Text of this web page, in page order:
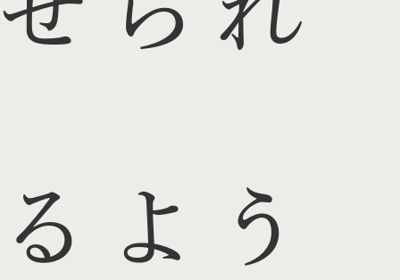
るよう